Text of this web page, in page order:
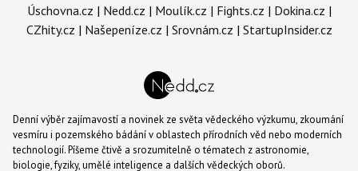
Úschovna.cz | Nedd.cz | Moulík.cz | Fights.cz | Dokina.cz |
CZhity.cz | Našepeníze.cz | Srovnám.cz | StartupInsider.cz
Denní výběr zajímavostí a novinek ze světa vědeckého výzkumu, zkoumání
vesmíru i pozemského bádání v oblastech přírodních věd nebo moderních
technologií. Píšeme čtivě a srozumitelně o tématech z astronomie,
biologie, fyziky, umělé inteligence a dalších vědeckých oborů.